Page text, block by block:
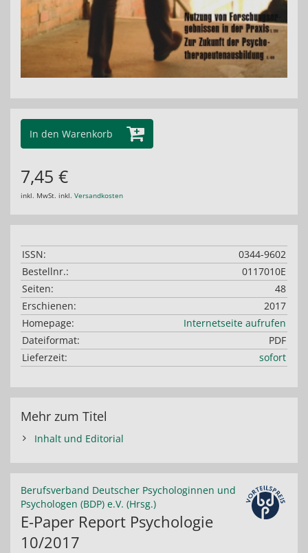
In den Warenkorb
7,45 €
inkl. MwSt. inkl. Versandkosten
ISSN:
0344-9602
Bestellnr.:
0117010E
Seiten:
48
Erschienen:
2017
Homepage:
Internetseite aufrufen
Dateiformat:
PDF
Lieferzeit:
sofort
Mehr zum Titel
Inhalt und Editorial
Berufsverband Deutscher Psychologinnen und
Psychologen (BDP) e.V. (Hrsg.)
E-Paper Report Psychologie
10/2017